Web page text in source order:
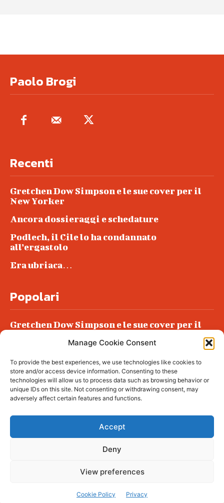
Manage Cookie Consent
To provide the best experiences, we use technologies like cookies to
store and/or access device information. Consenting to these
technologies will allow us to process data such as browsing behavior or
unique IDs on this site. Not consenting or withdrawing consent, may
adversely affect certain features and functions.
Accept
Deny
View preferences
Cookie Policy Privacy
Paolo Brogi
Recenti
Gretchen Dow Simpson e le sue cover per il
New Yorker
Ancora dossieraggi e schedature
Podlech, il Cile lo ha condannato
all’ergastolo
Era ubriaca…
Popolari
Gretchen Dow Simpson e le sue cover per il
Podlech, il Cile lo ha condannato
all’ergastolo
Era ubriaca…
© tagDiv - All rights reserved. Made with
complete News Portal about living, lifestyle,
fashion and wellness. Take your time and
experience!